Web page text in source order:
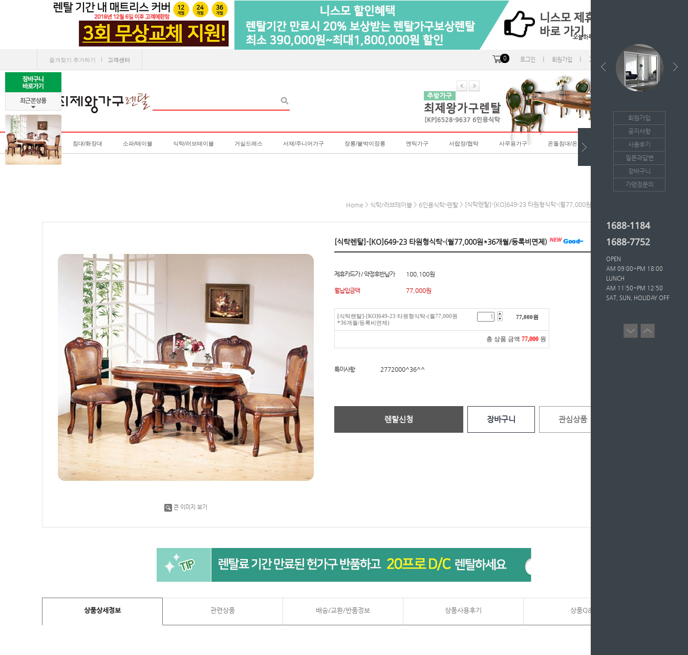
오늘하루 열지않음
즐겨찾기 추가하기 ㅣ 고객센터 0 로그인 회원가입 고객센터 ㅣ 마이페이지
침대/화장대 소파/테이블 식탁/러브테이블 거실드레스 서재/주니어가구 장롱/붙박이장롱 엔틱가구 서랍장/협탁 사무용가구 온돌침대/온돌소파
Home > 식탁/러브테이블 > 6인용식탁-렌탈 > [식탁렌탈]-[KO]649-23 타원형식탁-(월77,000원*36개월/등록비면제)
큰 이미지 보기
[식탁렌탈]-[KO]649-23 타원형식탁-(월77,000원*36개월/등록비면제)
제휴카드가 / 약정후반납가 100,100원
월납입금액 77,000원
[식탁렌탈]-[KO]649-23 타원형식탁-(월77,000원
*36개월/등록비면제)
77,000원
총 상품 금액 77,000 원
특이사항 2772000^36^^
렌탈신청 장바구니 관심상품
상품상세정보 관련상품 배송/교환/반품정보 상품사용후기 상품Q&A
회원가입
공지사항
사용후기
질문과답변
장바구니
가맹점문의
1688-1184
1688-7752
OPEN
AM 09:00~PM 18:00
LUNCH
AM 11:50~PM 12:50
SAT, SUN, HOLIDAY OFF